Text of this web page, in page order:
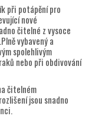
při potápění pro
nové
čitelné z vysoce
vybavený a
spolehlivým
nebo při obdivování
čitelném
jsou snadno